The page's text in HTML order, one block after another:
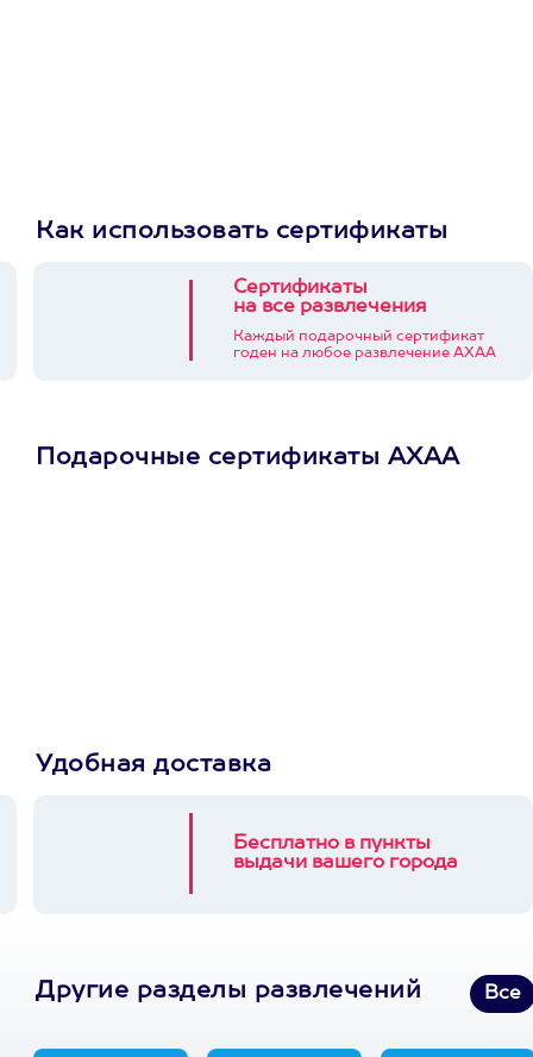
Как использовать сертификаты
Сертификаты
на все развлечения
Каждый подарочный сертификат
годен на любое развлечение АХАА
Подарочные сертификаты АХАА
Удобная доставка
Бесплатно в пункты
выдачи вашего города
Другие разделы развлечений Все